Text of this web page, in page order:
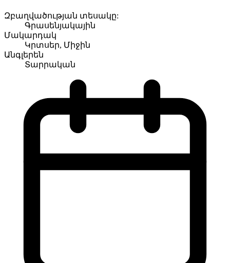
Զբաղվածության տեսակը:
Գրասենյակային
Մակարդակ
Կրտսեր, Միջին
Անգլերեն
Տարրական